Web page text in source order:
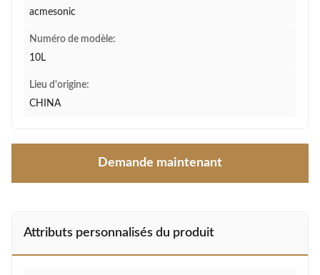
acmesonic
Numéro de modèle:
10L
Lieu d'origine:
CHINA
Demande maintenant
Attributs personnalisés du produit